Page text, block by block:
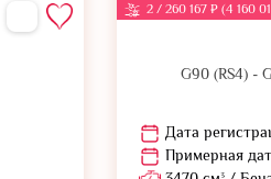
2 / 260 167 ₽ (4 160
G90 (RS4) -
Дата
Примерная